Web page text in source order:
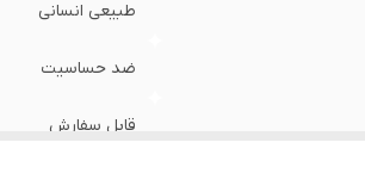
طبیعی انسانی
ضد حساسیت
قابل سفارش